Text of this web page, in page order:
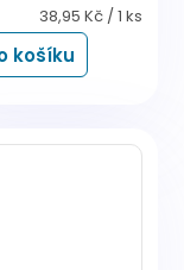
Měrná
cena:
38,95 Kč / 1 ks
košíku